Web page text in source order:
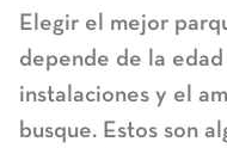
Elegir el mejor
depende de la
instalaciones y el
busque. Estos son